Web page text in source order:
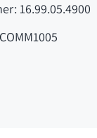
16.99.05.4900